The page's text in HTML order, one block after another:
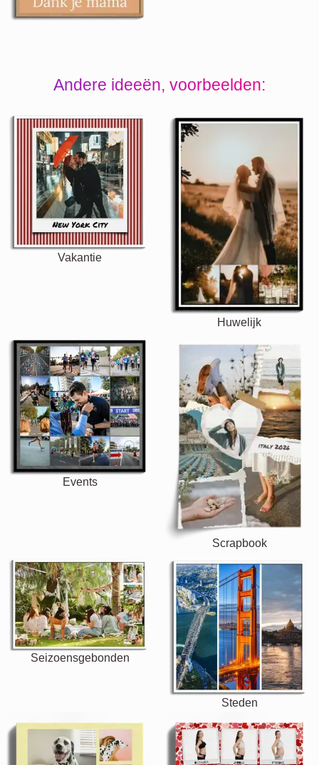
Andere ideeën, voorbeelden:
Vakantie
Huwelijk
Events
Scrapbook
Seizoensgebonden
Steden